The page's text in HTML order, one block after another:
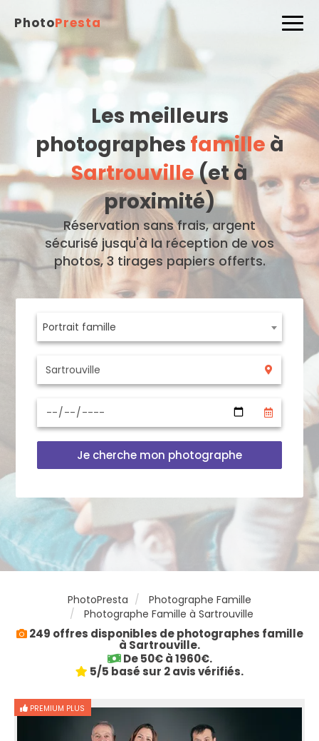
PhotoPresta
Les meilleurs
photographes famille à
Sartrouville(et à
proximité)
Réservation sans frais, argent
sécurisé jusqu'à la réception de vos
photos, 3 tirages papiers offerts.
Portrait famille
Je cherche mon photographe
PhotoPresta
Photographe Famille
Photographe Famille à Sartrouville
249 offres disponibles de photographes famille
à Sartrouville.
De 50€ à 1960€.
5/5 basé sur 2 avis vérifiés.
PREMIUM PLUS